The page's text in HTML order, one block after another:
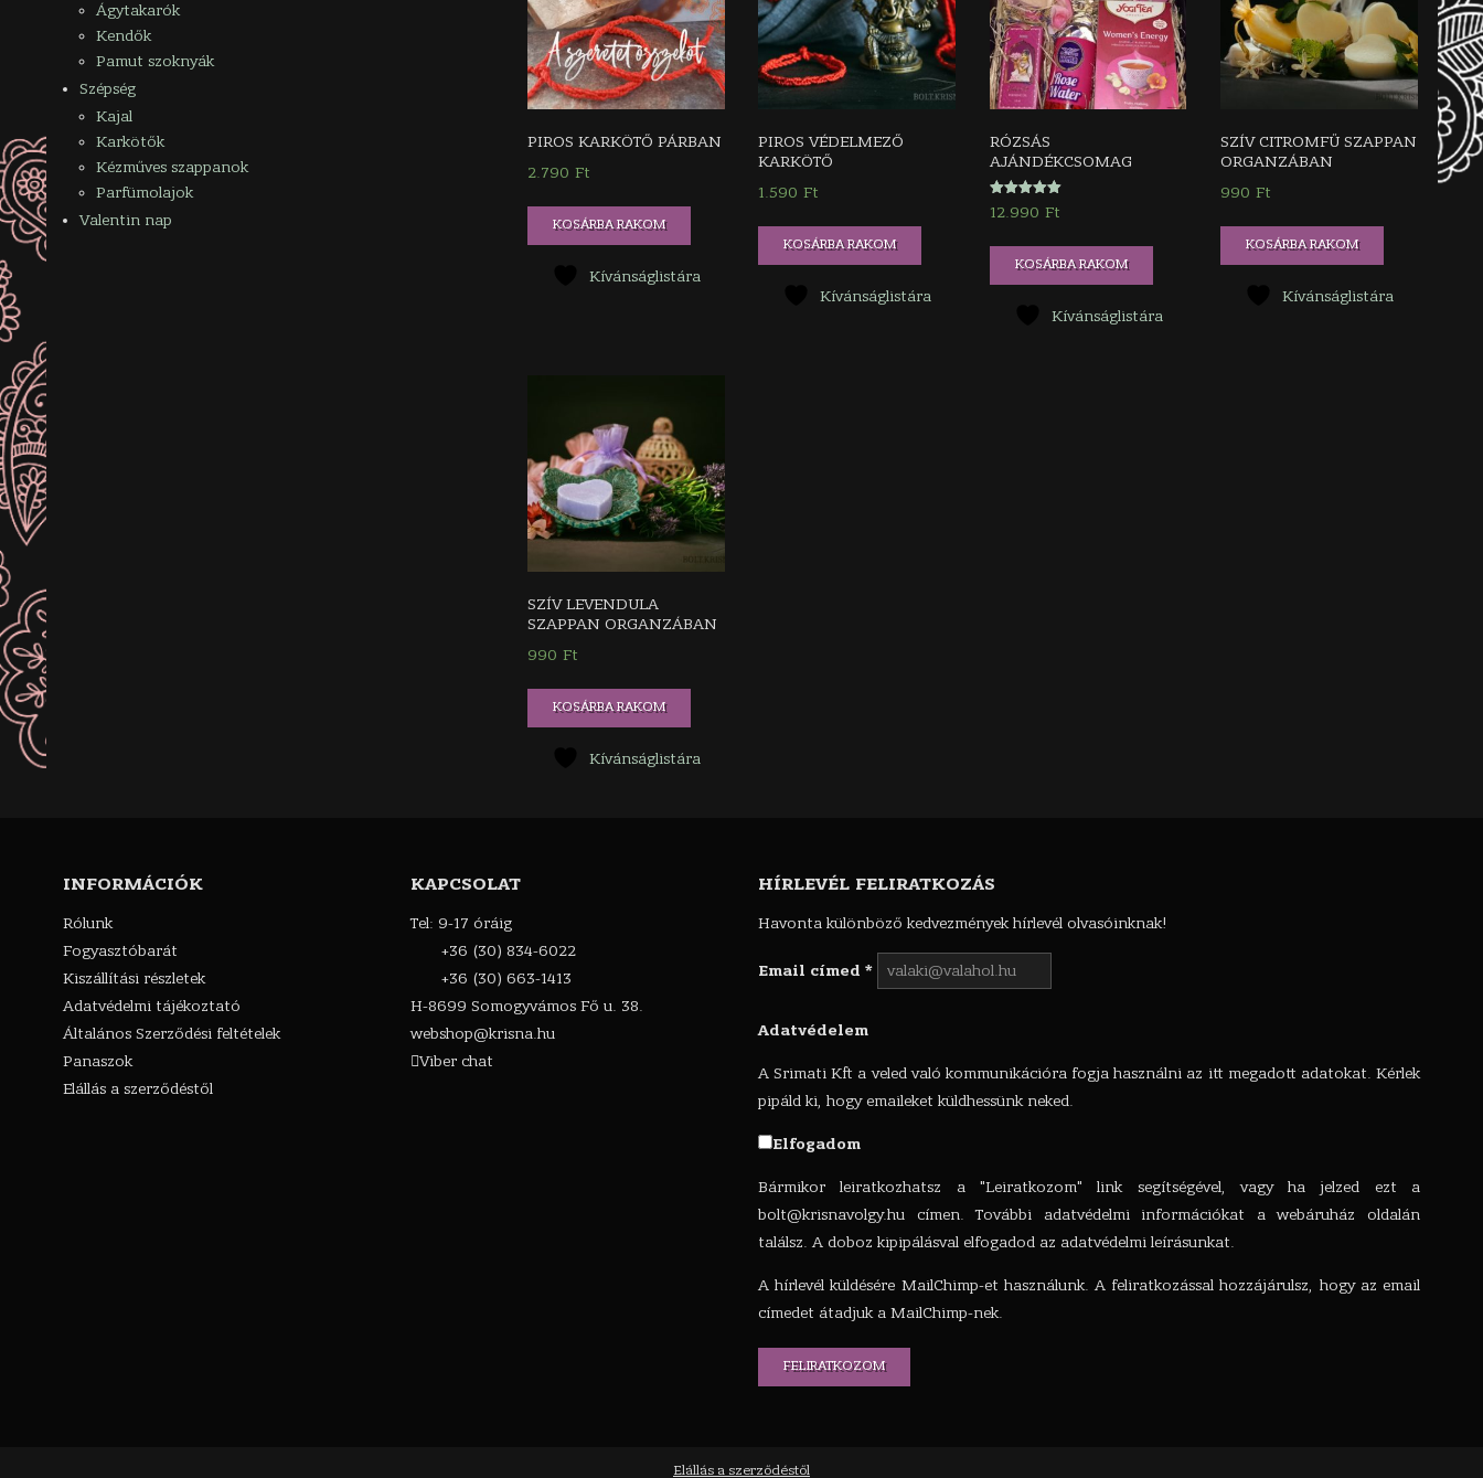
PIROS KARKÖTŐ PÁRBAN
2.790 Ft
KOSÁRBA RAKOM
Kívánságlistára
PIROS VÉDELMEZŐ
KARKÖTŐ
1.590Ft
KOSÁRBA RAKOM
Kívánságlistára
RÓZSÁS
AJÁNDÉKCSOMAG
Értékelés:
5.00
12.990 Ft
KOSÁRBA RAKOM
Kívánságlistára
SZÍV CITROMFŰ SZAPPAN
ORGANZÁBAN
990Ft
KOSÁRBA RAKOM
Kívánságlistára
SZÍV LEVENDULA
SZAPPAN ORGANZÁBAN
990 Ft
KOSÁRBA RAKOM
Kívánságlistára
Ágytakarók
Kendők
Pamut szoknyák
Szépség
Kajal
Karkötők
Kézműves szappanok
Parfümolajok
Valentin nap
INFORMÁCIÓK
Rólunk
Fogyasztóbarát
Kiszállítási részletek
Adatvédelmi tájékoztató
Általános Szerződési feltételek
Panaszok
Elállás a szerződéstől
KAPCSOLAT
Tel: 9-17 óráig
+36 (30) 834-6022
+36 (30) 663-1413
H-8699 Somogyvámos Fő u. 38.
webshop@krisna.hu
Viber chat
HÍRLEVÉL FELIRATKOZÁS
Havonta különböző kedvezmények hírlevél olvasóinknak!
Email címed *
Adatvédelem
A Srimati Kft a veled való kommunikációra fogja használni az itt megadott adatokat. Kérlek
pipáld ki, hogy emaileket küldhessünk neked.
Elfogadom
Bármikor leiratkozhatsz a "Leiratkozom" link segítségével, vagy ha jelzed ezt a
bolt@krisnavolgy.hu címen. További adatvédelmi információkat a webáruház oldalán
találsz. A doboz kipipálásval elfogadod az adatvédelmi leírásunkat.
A hírlevél küldésére MailChimp-et használunk. A feliratkozással hozzájárulsz, hogy az email
címedet átadjuk a MailChimp-nek.
Elállás a szerződéstől